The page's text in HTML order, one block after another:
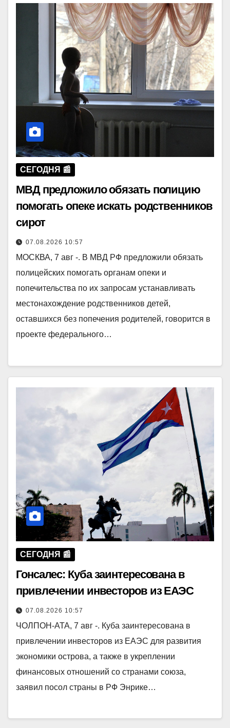
СЕГОДНЯ 📰
МВД предложило обязать полицию
помогать опеке искать родственников
сирот
07.08.2026 10:57
МОСКВА, 7 авг -. В МВД РФ предложили обязать
полицейских помогать органам опеки и
попечительства по их запросам устанавливать
местонахождение родственников детей,
оставшихся без попечения родителей, говорится в
проекте федерального…
СЕГОДНЯ 📰
Гонсалес: Куба заинтересована в
привлечении инвесторов из ЕАЭС
07.08.2026 10:57
ЧОЛПОН-АТА, 7 авг -. Куба заинтересована в
привлечении инвесторов из ЕАЭС для развития
экономики острова, а также в укреплении
финансовых отношений со странами союза,
заявил посол страны в РФ Энрике…